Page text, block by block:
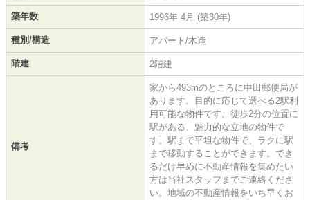
築年数 1996年 4月 (築30年)
種別/構造 アパート/木造
階建 2階建
備考
家から493mのところに中田郵便局が
あります。目的に応じて選べる2駅利
用可能な物件です。徒歩2分の位置に
駅がある、魅力的な立地の物件で
す。駅まで平坦な物件で、ラクに駅
まで移動することができます。でき
るだけ早めに不動産情報を集めたい
方は当社スタッフまでご連絡くださ
い。地域の不動産情報をいち早くお